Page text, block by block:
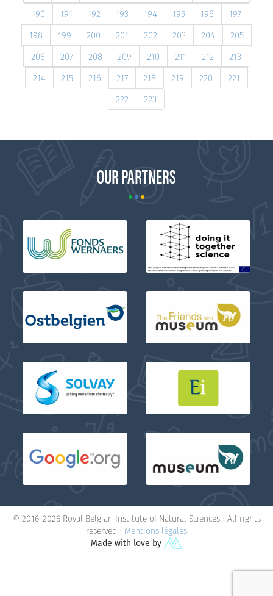
190
191 192 193 194 195 196
197
198
199 200 201 202 203 204
205
206
207 208 209 210 211 212
213
214
215 216 217 218 219 220
221
222
223
OUR PARTNERS
© 2016-2026 Royal Belgian Institute of Natural Sciences • All rights
reserved • Mentions légales
Made with love by